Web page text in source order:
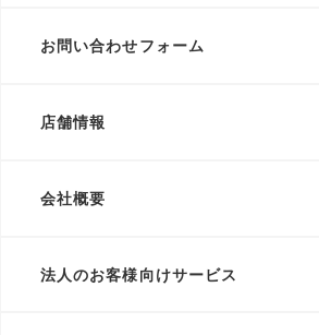
お問い合わせフォーム
店舗情報
会社概要
法人のお客様向けサービス